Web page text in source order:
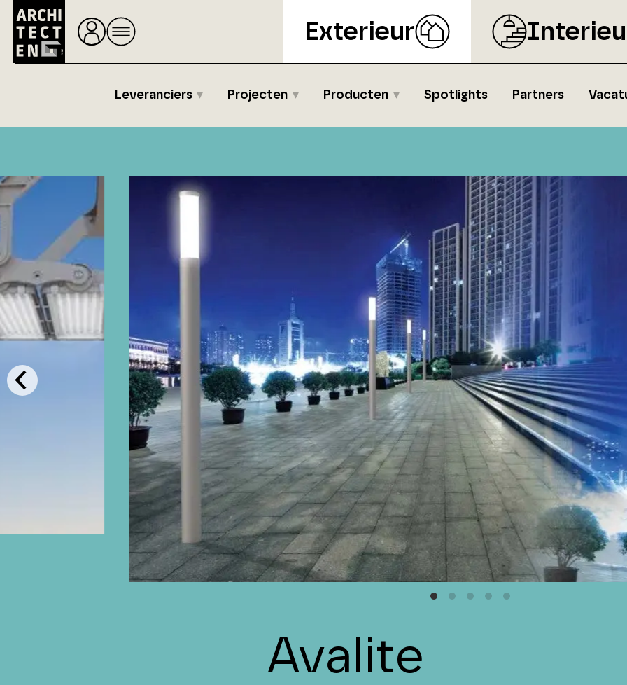
Exterieur
Leveranciers Projecten Producten Spotlights Partners
Avalite